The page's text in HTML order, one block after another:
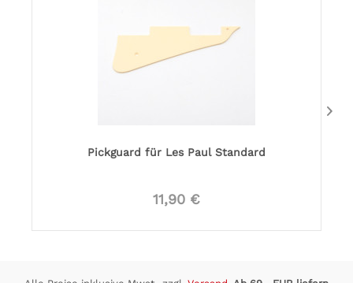
Pickguard für Les Paul Standard
11,90 €